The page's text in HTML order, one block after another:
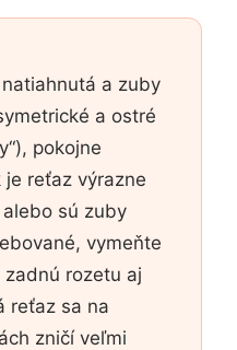
a zuby
a ostré
pokojne
je reťaz výrazne
sú zuby
vymeňte
zadnú rozetu aj
reťaz sa na
zničí veľmi